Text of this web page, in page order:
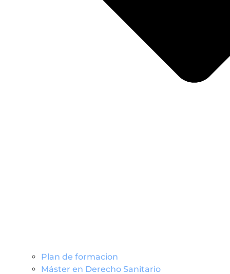
Plan de formacion
Máster en Derecho Sanitario